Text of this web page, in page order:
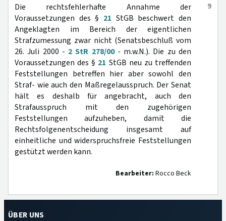
9
Die rechtsfehlerhafte Annahme der
Voraussetzungen des § 21 StGB beschwert den
Angeklagten im Bereich der eigentlichen
Strafzumessung zwar nicht (Senatsbeschluß vom
26. Juli 2000 - 2 StR 278/00- m.w.N.). Die zu den
Voraussetzungen des § 21 StGB neu zu treffenden
Feststellungen betreffen hier aber sowohl den
Straf- wie auch den Maßregelausspruch. Der Senat
hält es deshalb für angebracht, auch den
Strafausspruch mit den zugehörigen
Feststellungen aufzuheben, damit die
Rechtsfolgenentscheidung insgesamt auf
einheitliche und widerspruchsfreie Feststellungen
gestützt werden kann.
Bearbeiter: Rocco Beck
ÜBER UNS